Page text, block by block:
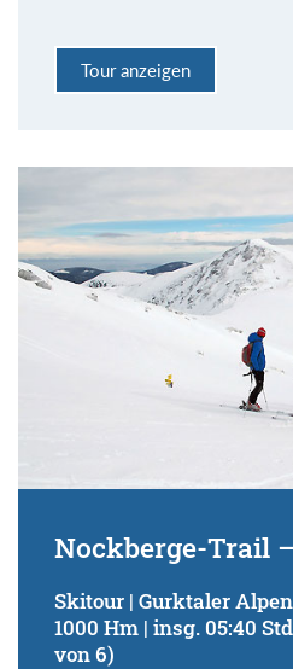
Tour anzeigen
Nockberge-Trail
Skitour | Gurktaler
1000 Hm | insg. 05:40
von 6)